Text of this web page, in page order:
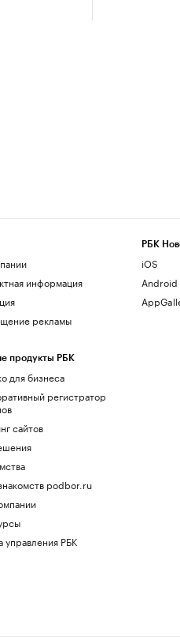
информация
рекламы
продукты РБК
для бизнеса
регистратор
сайтов
podbor.ru
управления РБК
РБК
iOS
Android